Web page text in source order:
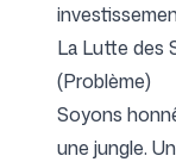
Suivez-nous
La Lutte des
(Problème)
Soyons
une jungle.